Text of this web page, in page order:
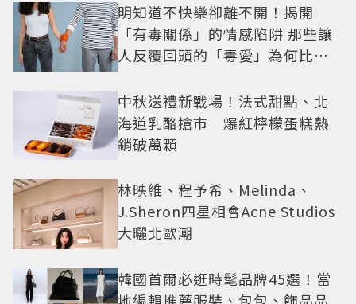
明知道不快樂卻離不開！揭開
「有毒關係」的情感陷阱 那些讓
人反覆回頭的「毒愛」為何比菸
中秋送禮新戰場！法式甜點、北
海道乳酪搶市 爆紅檸檬蛋糕熱
銷破萬顆
林映維、程予希、Melinda、
J.Sheron四星相會Acne Studios
大曬北歐潮
韓國首爾必逛時髦品牌45選！當